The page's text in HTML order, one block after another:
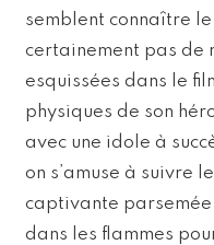
semblent connaître
certainement pas de
esquissées dans le
physiques de son
avec une idole à
on s’amuse à suivre
captivante
dans les flammes